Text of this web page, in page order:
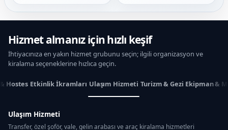
Hizmet almanız için hızlı keşif
İhtiyacınıza en yakın hizmet grubunu seçin; ilgili organizasyon ve
kiralama seçeneklerine hızlıca geçin.
Hostes Etkinlik İkramları Ulaşım Hizmeti Turizm & Gezi Ekipman &
Ulaşım Hizmeti
Transfer, özel şoför, vale, gelin arabası ve araç kiralama hizmetleri